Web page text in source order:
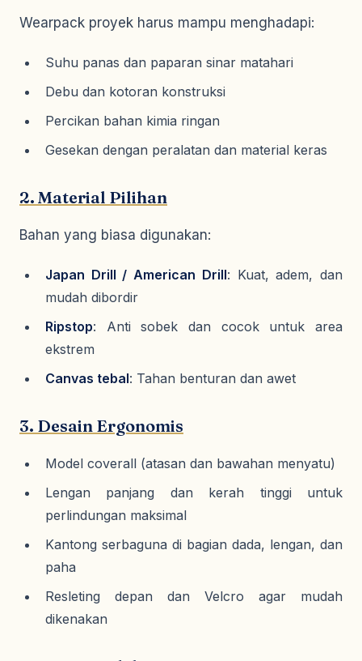
Wearpack proyek harus mampu menghadapi:
Suhu panas dan paparan sinar matahari
Debu dan kotoran konstruksi
Percikan bahan kimia ringan
Gesekan dengan peralatan dan material keras
2. Material Pilihan
Bahan yang biasa digunakan:
Japan Drill / American Drill: Kuat, adem, dan
mudah dibordir
Ripstop: Anti sobek dan cocok untuk area
ekstrem
Canvas tebal: Tahan benturan dan awet
3. Desain Ergonomis
Model coverall (atasan dan bawahan menyatu)
Lengan panjang dan kerah tinggi untuk
perlindungan maksimal
Kantong serbaguna di bagian dada, lengan, dan
paha
Resleting depan dan Velcro agar mudah
dikenakan